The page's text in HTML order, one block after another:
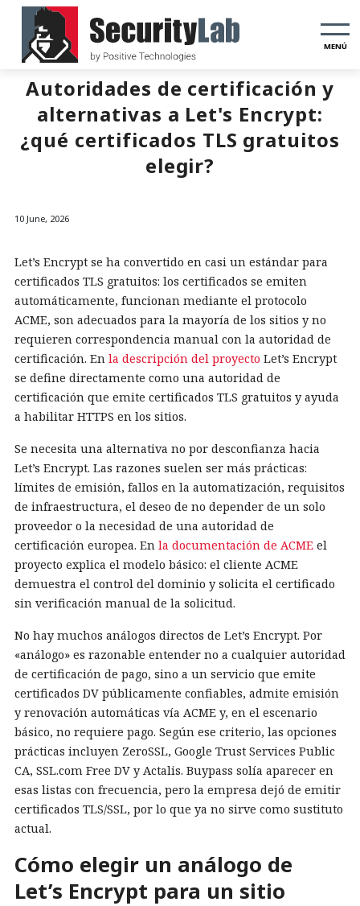
MENÚ
Autoridades de certificación y
alternativas a Let's Encrypt:
¿qué certificados TLS gratuitos
elegir?
10 June, 2026
Let’s Encrypt se ha convertido en casi un estándar para
certificados TLS gratuitos: los certificados se emiten
automáticamente, funcionan mediante el protocolo
ACME, son adecuados para la mayoría de los sitios y no
requieren correspondencia manual con la autoridad de
certificación. En la descripción del proyecto Let’s Encrypt
se define directamente como una autoridad de
certificación que emite certificados TLS gratuitos y ayuda
a habilitar HTTPS en los sitios.
Se necesita una alternativa no por desconfianza hacia
Let’s Encrypt. Las razones suelen ser más prácticas:
límites de emisión, fallos en la automatización, requisitos
de infraestructura, el deseo de no depender de un solo
proveedor o la necesidad de una autoridad de
certificación europea. En la documentación de ACME el
proyecto explica el modelo básico: el cliente ACME
demuestra el control del dominio y solicita el certificado
sin verificación manual de la solicitud.
No hay muchos análogos directos de Let’s Encrypt. Por
«análogo» es razonable entender no a cualquier autoridad
de certificación de pago, sino a un servicio que emite
certificados DV públicamente confiables, admite emisión
y renovación automáticas vía ACME y, en el escenario
básico, no requiere pago. Según ese criterio, las opciones
prácticas incluyen ZeroSSL, Google Trust Services Public
CA, SSL.com Free DV y Actalis. Buypass solía aparecer en
esas listas con frecuencia, pero la empresa dejó de emitir
certificados TLS/SSL, por lo que ya no sirve como sustituto
actual.
Cómo elegir un análogo de
Let’s Encrypt para un sitio